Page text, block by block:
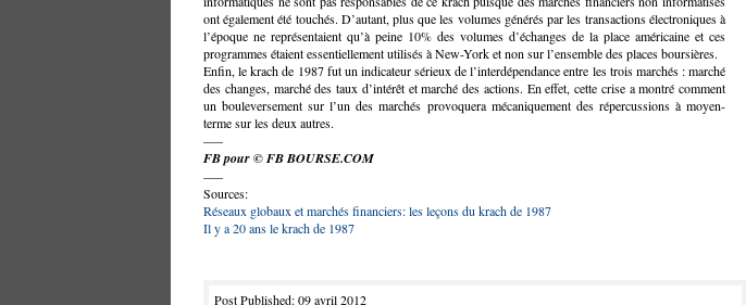
ont également été touchés. D’autant, plus que les volumes générés par les transactions électroniques à
l’époque ne représentaient qu’à peine 10% des volumes d’échanges de la place américaine et ces
programmes étaient essentiellement utilisés à New-York et non sur l’ensemble des places boursières.
Enfin, le krach de 1987 fut un indicateur sérieux de l’interdépendance entre les trois marchés : marché
des changes, marché des taux d’intérêt et marché des actions. En effet, cette crise a montré comment
un bouleversement sur l’un des marchés provoquera mécaniquement des répercussions à moyen-
terme sur les deux autres.
—–
FB pour © FB BOURSE.COM
—–
Sources:
Réseaux globaux et marchés financiers: les leçons du krach de 1987
Il y a 20 ans le krach de 1987
Post Published: 09 avril 2012